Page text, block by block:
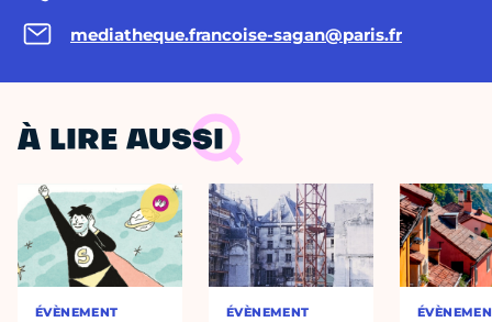
mediatheque.francoise-sagan@paris.fr
À LIRE AUSSI
ÉVÈNEMENT ÉVÈNEMENT